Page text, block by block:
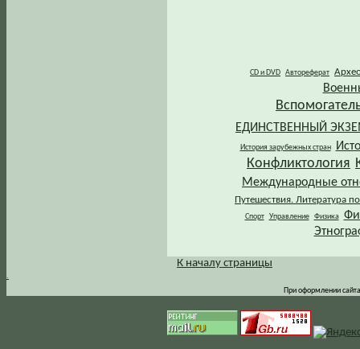
CD и DVD Автореферат
ЕДИНСТВЕННЫЙ
История зарубежных стран
Конфликтология
Международные
Путешествия. Литература
Спорт Управление Физика
.
К началу страницы
При оформлении